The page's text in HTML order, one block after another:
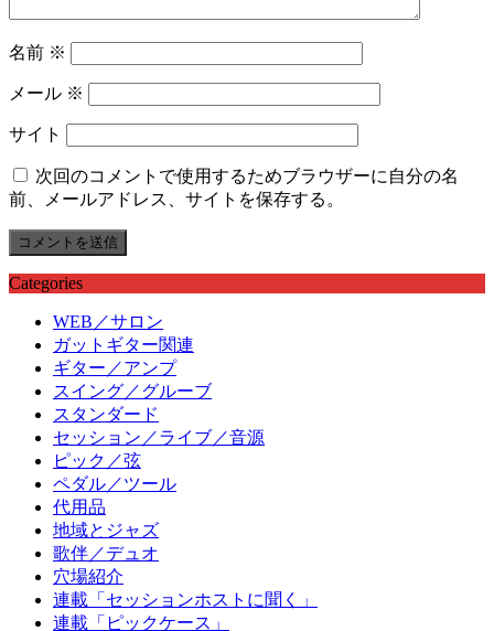
名前 ※
メール ※
サイト
次回のコメントで使用するためブラウザーに自分の名
前、メールアドレス、サイトを保存する。
Categories
WEB／サロン
ガットギター関連
ギター／アンプ
スイング／グルーブ
スタンダード
セッション／ライブ／音源
ピック／弦
ペダル／ツール
代用品
地域とジャズ
歌伴／デュオ
穴場紹介
連載「セッションホストに聞く」
連載「ピックケース」